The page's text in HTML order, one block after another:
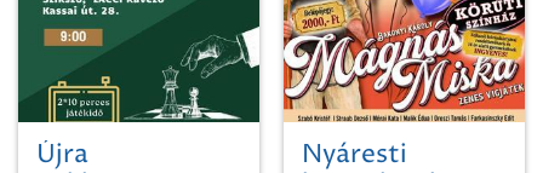
Újra
Nyáresti